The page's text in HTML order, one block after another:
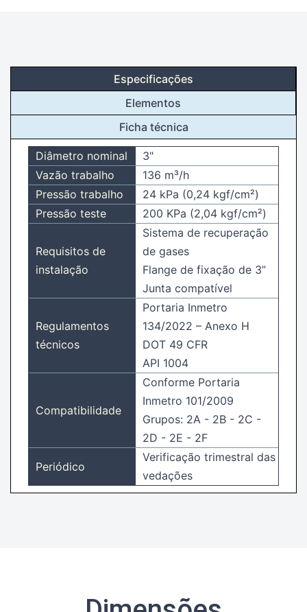
Especificações
Elementos
Ficha técnica
Diâmetro nominal
3"
Vazão trabalho
136 m³/h
Pressão trabalho
24 kPa (0,24 kgf/cm²)
Pressão teste
200 KPa (2,04 kgf/cm²)
Requisitos de
instalação
Sistema de recuperação
de gases
Flange de fixação de 3”
Junta compatível
Regulamentos
técnicos
Portaria Inmetro
134/2022 – Anexo H
DOT 49 CFR
API 1004
Compatibilidade
Conforme Portaria
Inmetro 101/2009
Grupos: 2A - 2B - 2C -
2D - 2E - 2F
Periódico
Verificação trimestral das
vedações